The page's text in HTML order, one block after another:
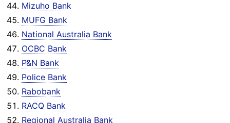
Mizuho Bank
MUFG Bank
National Australia Bank
OCBC Bank
P&N Bank
Police Bank
Rabobank
RACQ Bank
Regional Australia Bank